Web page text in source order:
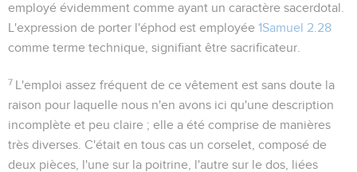
employé évidemment comme ayant un caractère sacerdotal.
L'expression de porter l'éphod est employée 1Samuel 2.28
comme terme technique, signifiant être sacrificateur
7 L'emploi assez fréquent de ce vêtement est sans doute la
raison pour laquelle nous n'en avons ici qu'une description
incomplète et peu claire ; elle a été comprise de manières
très diverses. C'était en tous cas un corselet, composé de
deux pièces, l'une sur la poitrine, l'autre sur le dos, liées